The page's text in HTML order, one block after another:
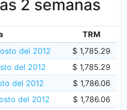
2 semanas
TRM
del 2012
$ 1,785.29
del 2012
$ 1,785.29
del 2012
$ 1,786.06
del 2012
$ 1,786.06